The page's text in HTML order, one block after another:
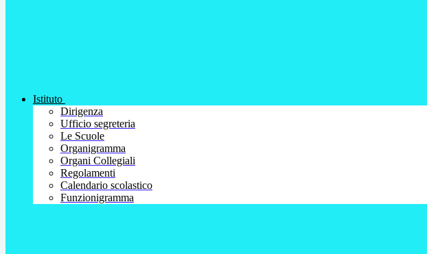
Istituto
Dirigenza
Ufficio segreteria
Le Scuole
Organigramma
Organi Collegiali
Regolamenti
Calendario scolastico
Funzionigramma